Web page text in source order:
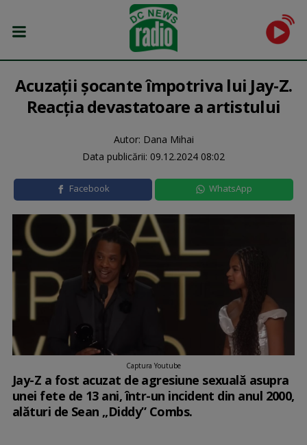
Acuzații șocante împotriva lui Jay-Z.
Reacția devastatoare a artistului
Autor: Dana Mihai
Data publicării: 09.12.2024 08:02
Facebook WhatsApp
Captura Youtube
Jay-Z a fost acuzat de agresiune sexuală asupra
unei fete de 13 ani, într-un incident din anul 2000,
alături de Sean „Diddy” Combs.